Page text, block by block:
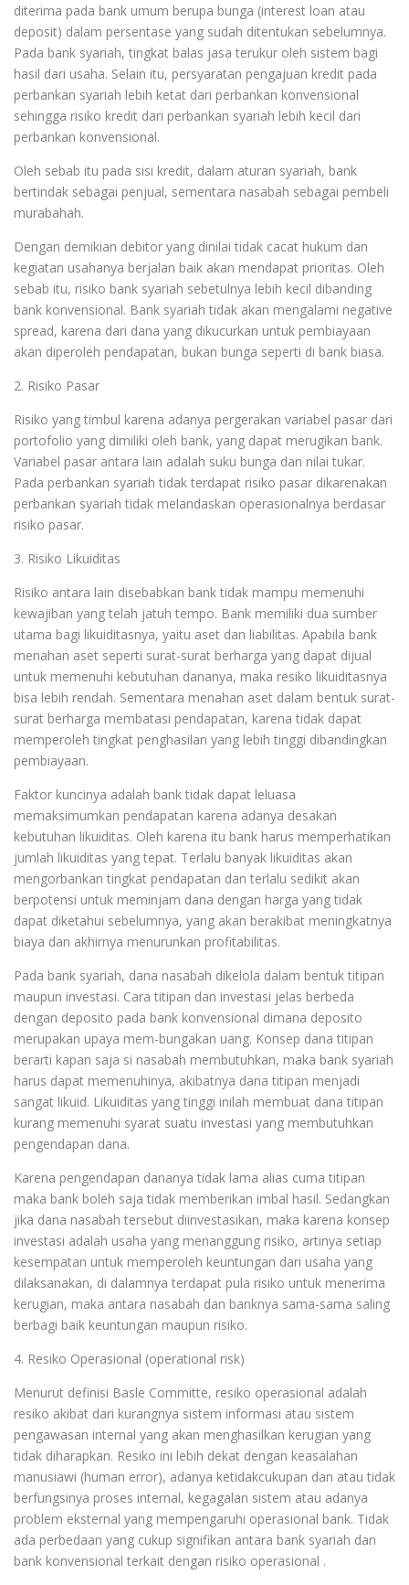
diterima pada bank umum berupa bunga (interest loan atau
deposit) dalam persentase yang sudah ditentukan sebelumnya.
Pada bank syariah, tingkat balas jasa terukur oleh sistem bagi
hasil dari usaha. Selain itu, persyaratan pengajuan kredit pada
perbankan syariah lebih ketat dari perbankan konvensional
sehingga risiko kredit dari perbankan syariah lebih kecil dari
perbankan konvensional.
Oleh sebab itu pada sisi kredit, dalam aturan syariah, bank
bertindak sebagai penjual, sementara nasabah sebagai pembeli
murabahah.
Dengan demikian debitor yang dinilai tidak cacat hukum dan
kegiatan usahanya berjalan baik akan mendapat prioritas. Oleh
sebab itu, risiko bank syariah sebetulnya lebih kecil dibanding
bank konvensional. Bank syariah tidak akan mengalami negative
spread, karena dari dana yang dikucurkan untuk pembiayaan
akan diperoleh pendapatan, bukan bunga seperti di bank biasa.
2. Risiko Pasar
Risiko yang timbul karena adanya pergerakan variabel pasar dari
portofolio yang dimiliki oleh bank, yang dapat merugikan bank.
Variabel pasar antara lain adalah suku bunga dan nilai tukar.
Pada perbankan syariah tidak terdapat risiko pasar dikarenakan
perbankan syariah tidak melandaskan operasionalnya berdasar
risiko pasar.
3. Risiko Likuiditas
Risiko antara lain disebabkan bank tidak mampu memenuhi
kewajiban yang telah jatuh tempo. Bank memiliki dua sumber
utama bagi likuiditasnya, yaitu aset dan liabilitas. Apabila bank
menahan aset seperti surat-surat berharga yang dapat dijual
untuk memenuhi kebutuhan dananya, maka resiko likuiditasnya
bisa lebih rendah. Sementara menahan aset dalam bentuk surat-
surat berharga membatasi pendapatan, karena tidak dapat
memperoleh tingkat penghasilan yang lebih tinggi dibandingkan
pembiayaan.
Faktor kuncinya adalah bank tidak dapat leluasa
memaksimumkan pendapatan karena adanya desakan
kebutuhan likuiditas. Oleh karena itu bank harus memperhatikan
jumlah likuiditas yang tepat. Terlalu banyak likuiditas akan
mengorbankan tingkat pendapatan dan terlalu sedikit akan
berpotensi untuk meminjam dana dengan harga yang tidak
dapat diketahui sebelumnya, yang akan berakibat meningkatnya
biaya dan akhirnya menurunkan profitabilitas.
Pada bank syariah, dana nasabah dikelola dalam bentuk titipan
maupun investasi. Cara titipan dan investasi jelas berbeda
dengan deposito pada bank konvensional dimana deposito
merupakan upaya mem-bungakan uang. Konsep dana titipan
berarti kapan saja si nasabah membutuhkan, maka bank syariah
harus dapat memenuhinya, akibatnya dana titipan menjadi
sangat likuid. Likuiditas yang tinggi inilah membuat dana titipan
kurang memenuhi syarat suatu investasi yang membutuhkan
pengendapan dana.
Karena pengendapan dananya tidak lama alias cuma titipan
maka bank boleh saja tidak memberikan imbal hasil. Sedangkan
jika dana nasabah tersebut diinvestasikan, maka karena konsep
investasi adalah usaha yang menanggung risiko, artinya setiap
kesempatan untuk memperoleh keuntungan dari usaha yang
dilaksanakan, di dalamnya terdapat pula risiko untuk menerima
kerugian, maka antara nasabah dan banknya sama-sama saling
berbagi baik keuntungan maupun risiko.
4. Resiko Operasional (operational risk)
Menurut definisi Basle Committe, resiko operasional adalah
resiko akibat dari kurangnya sistem informasi atau sistem
pengawasan internal yang akan menghasilkan kerugian yang
tidak diharapkan. Resiko ini lebih dekat dengan keasalahan
manusiawi (human error), adanya ketidakcukupan dan atau tidak
berfungsinya proses internal, kegagalan sistem atau adanya
problem eksternal yang mempengaruhi operasional bank. Tidak
ada perbedaan yang cukup signifikan antara bank syariah dan
bank konvensional terkait dengan risiko operasional .